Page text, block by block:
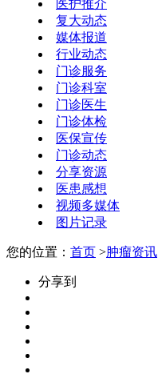
医护推介
复大动态
媒体报道
行业动态
门诊服务
门诊科室
门诊医生
门诊体检
医保宣传
门诊动态
分享资源
医患感想
视频多媒体
图片记录
您的位置： 首页 >肿瘤资讯
分享到